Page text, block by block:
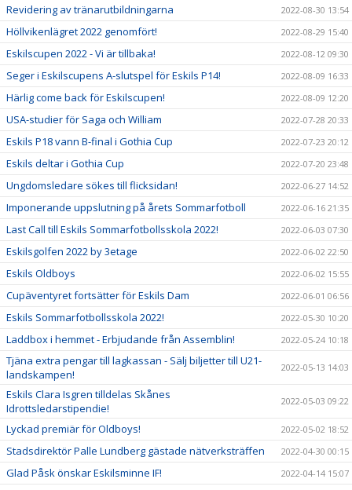
Revidering av tränarutbildningarna 2022-08-30 13:54
Höllvikenlägret 2022 genomfört! 2022-08-29 15:40
Eskilscupen 2022 - Vi är tillbaka! 2022-08-12 09:30
Seger i Eskilscupens A-slutspel för Eskils P14! 2022-08-09 16:33
Härlig come back för Eskilscupen! 2022-08-09 12:20
USA-studier för Saga och William 2022-07-28 20:33
Eskils P18 vann B-final i Gothia Cup 2022-07-23 20:12
Eskils deltar i Gothia Cup 2022-07-20 23:48
Ungdomsledare sökes till flicksidan! 2022-06-27 14:52
Imponerande uppslutning på årets Sommarfotboll 2022-06-16 21:35
Last Call till Eskils Sommarfotbollsskola 2022! 2022-06-03 07:30
Eskilsgolfen 2022 by 3etage 2022-06-02 22:50
Eskils Oldboys 2022-06-02 15:55
Cupäventyret fortsätter för Eskils Dam 2022-06-01 06:56
Eskils Sommarfotbollsskola 2022! 2022-05-30 10:20
Laddbox i hemmet - Erbjudande från Assemblin! 2022-05-24 10:18
Tjäna extra pengar till lagkassan - Sälj biljetter till U21-
landskampen!
2022-05-13 14:03
Eskils Clara Isgren tilldelas Skånes
Idrottsledarstipendie!
2022-05-03 09:22
Lyckad premiär för Oldboys! 2022-05-02 18:52
Stadsdirektör Palle Lundberg gästade nätverksträffen 2022-04-30 00:15
Glad Påsk önskar Eskilsminne IF! 2022-04-14 15:07